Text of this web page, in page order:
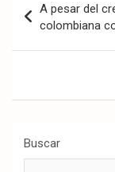
de
entradas
A pesar del
colombiana
Buscar